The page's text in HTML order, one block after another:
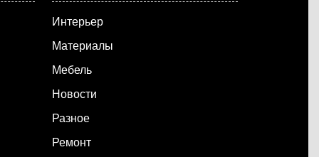
Интерьер
Материалы
Мебель
Новости
Разное
Ремонт